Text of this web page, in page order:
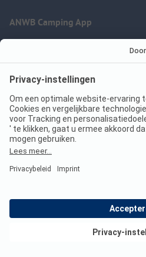
ANWB Camping App
Imprint
Jouw privacy
Wet digitale diensten